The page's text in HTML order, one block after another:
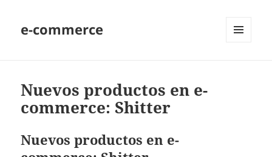
e-commerce
Nuevos productos en e-
commerce: Shitter
Nuevos productos en e-